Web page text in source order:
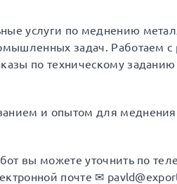
услуги по меднению
задач. Работаем
по техническому
и опытом для меднения
вы можете уточнить по
почте ✉